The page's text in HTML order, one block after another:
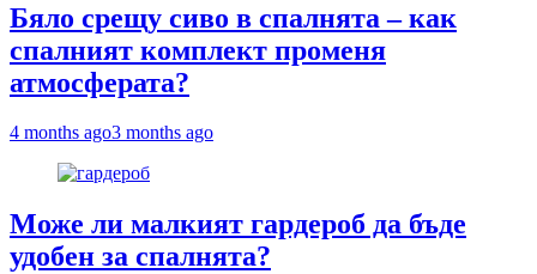
Бяло срещу сиво в спалнята – как
спалният комплект променя
атмосферата?
4 months ago3 months ago
Може ли малкият гардероб да бъде
удобен за спалнята?